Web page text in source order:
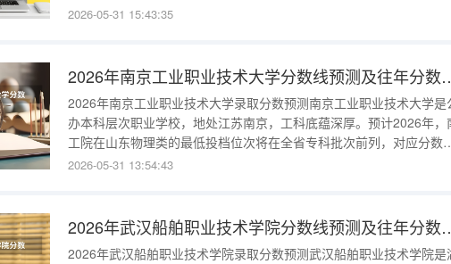
数约为425-440分；历史类考生分数约为430-445分。其市场营销、
2026-05-31 15:43:35
2026年南京工业
2026年南京工业职业技术大学录取分数预测南京工业职业技术大学是
办本科层次职业学校，地处江苏南京，工科底蕴深厚。预计2026年，
工院在山东物理类的最低投档位次将在全省专科批次前列，对应分数
为450-465分。其机电一体化、自动化等王牌专业，分数通常会比投
2026-05-31 13:54:43
2026年武汉船舶
2026年武汉船舶职业技术学院录取分数预测武汉船舶职业技术学院是